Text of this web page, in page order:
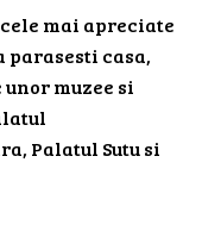
mai apreciate
casa,
muzee si
Palatul Sutu si